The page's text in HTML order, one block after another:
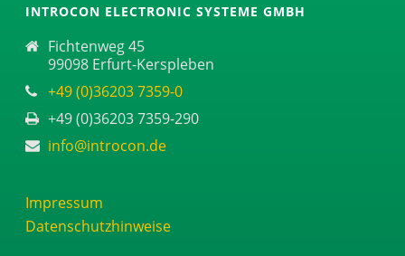
INTROCON ELECTRONIC SYSTEME GMBH
Fichtenweg 45
99098 Erfurt-Kerspleben
+49 (0)36203 7359-0
+49 (0)36203 7359-290
info@introcon.de
Impressum
Datenschutzhinweise